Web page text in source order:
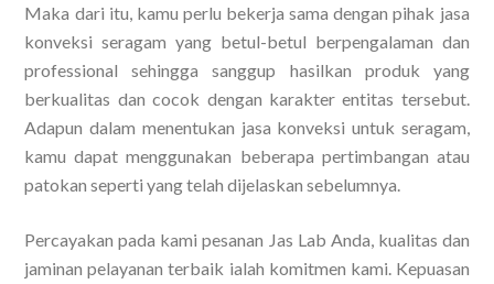
Maka dari itu, kamu perlu bekerja sama dengan pihak jasa
konveksi seragam yang betul-betul berpengalaman dan
professional sehingga sanggup hasilkan produk yang
berkualitas dan cocok dengan karakter entitas tersebut.
Adapun dalam menentukan jasa konveksi untuk seragam,
kamu dapat menggunakan beberapa pertimbangan atau
patokan seperti yang telah dijelaskan sebelumnya.
Percayakan pada kami pesanan Jas Lab Anda, kualitas dan
jaminan pelayanan terbaik ialah komitmen kami. Kepuasan